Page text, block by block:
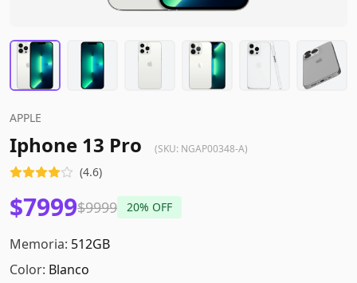
APPLE
Iphone 13 Pro (SKU: NGAP00348-A)
(4.6)
$7999$9999 20% OFF
Memoria: 512GB
Color: Blanco